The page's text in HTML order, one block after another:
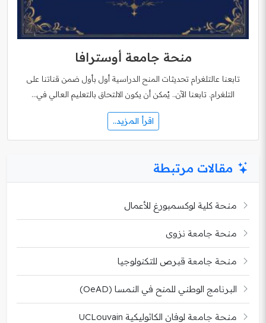
منحة جامعة أوسترافا
تابعنا عالتلغرام تحديثات المنح الدراسية أول بأول ضمن قناتنا على
التلغرام. تابعنا الآن.. يُمكن أن يكون الالتحاق بالتعليم العالي في…
اقرأ المزيد..
مقالات مرتبطة
منحة كلية لوكسمبورغ للأعمال
منحة جامعة نزوى
منحة جامعة قبرص للتكنولوجيا
البرنامج الوطني للمنح في النمسا (OeAD)
منحة جامعة لوفان الكاثوليكية UCLouvain